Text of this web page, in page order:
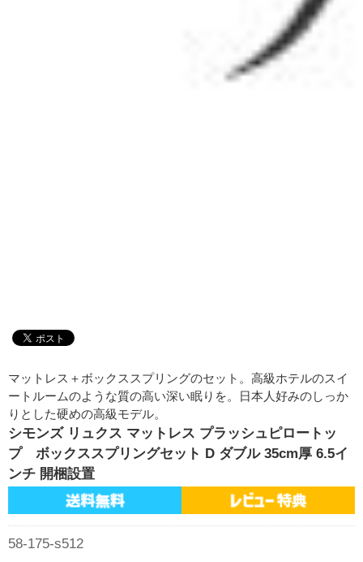
マットレス＋ボックススプリングのセット。高級ホテルのスイ
ートルームのような質の高い深い眠りを。日本人好みのしっか
りとした硬めの高級モデル。
シモンズ リュクス マットレス プラッシュピロートッ
プ ボックススプリングセット D ダブル 35cm厚 6.5イ
ンチ 開梱設置
58-175-s512